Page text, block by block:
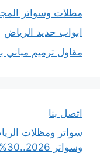
مظلات وسواتر
ابواب حديد الرياض
مقاول ترميم مباني
اتصل بنا
سواتر ومظلات
وسواتر 2026..30% خصم